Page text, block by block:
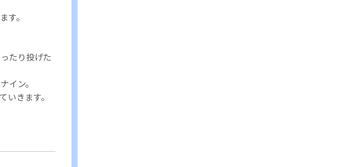
す。
たり投げた
イン。
きます。